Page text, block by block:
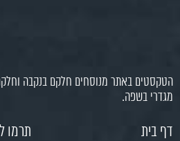
הטקסטים באתר מנוסחים חלקם בנקבה
מגדרי בשפה.
דף בית
תרמו